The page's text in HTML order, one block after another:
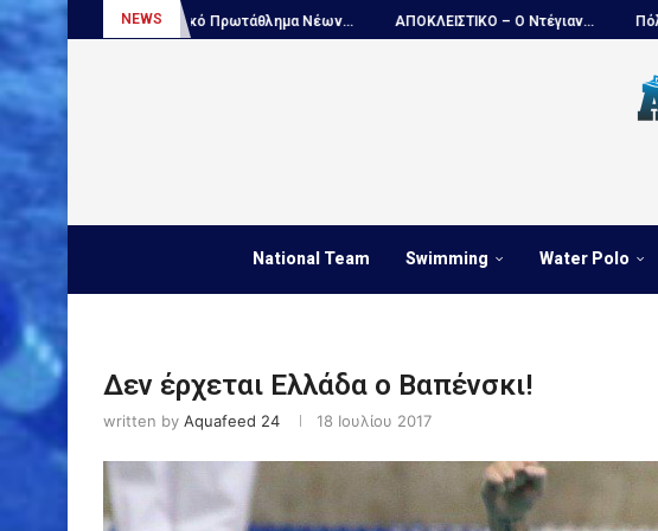
NEWS
Πρωτάθλημα Νέων... ΑΠΟΚΛΕΙΣΤΙΚΟ – Ο Ντέγιαν... Πόλο, Παγκόσμιο
National Team Swimming Water Polo
Δεν έρχεται Ελλάδα ο Βαπένσκι!
written by Aquafeed 24 18 Ιουλίου 2017